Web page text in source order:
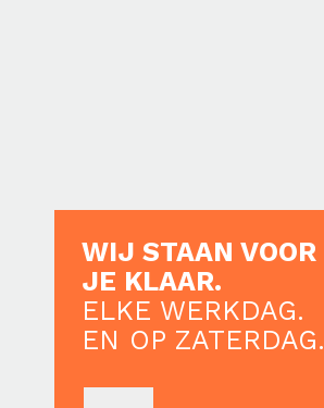
WIJ STAAN VOOR
JE KLAAR.
ELKE WERKDAG.
EN OP ZATERDAG.